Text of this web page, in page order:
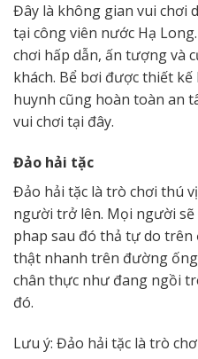
Đây là không gian vui chơi
tại công viên nước Hạ
chơi hấp dẫn, ấn tượng và
khách. Bể bơi được thiết
huynh cũng hoàn toàn an
vui chơi tại đây.
Đảo hải tặc
Đảo hải tặc là trò chơi thú
người trở lên. Mọi người
phap sau đó thả tự do
thật nhanh trên đường ống
chân thực như đang ngồi
đó.
Lưu ý: Đảo hải tặc là trò